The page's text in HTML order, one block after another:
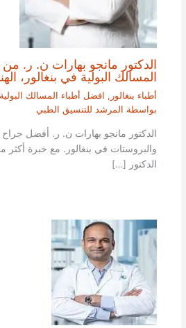
الدكتور مانجو بهارات ن. ر.
المسالك البولية في بنغالور،
أطباء بنغالور , افضل أطباء المسالك البولية في
بواسطة المرشد للتنسيق الطبي
الدكتور مانجو بهارات ن. ر. أفضل جراح
الدكتور […]